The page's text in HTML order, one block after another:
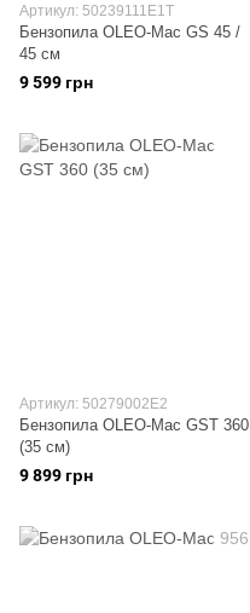
Артикул: 50239111E1T
Бензопила OLEO-Маc GS 45 /
45 см
9 599 грн
Артикул: 50279002E2
Бензопила OLEO-Маc GST 360
(35 см)
9 899 грн